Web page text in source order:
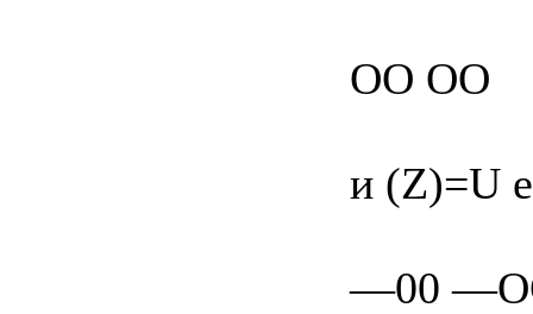
OO OO
и (Z)=U
—00